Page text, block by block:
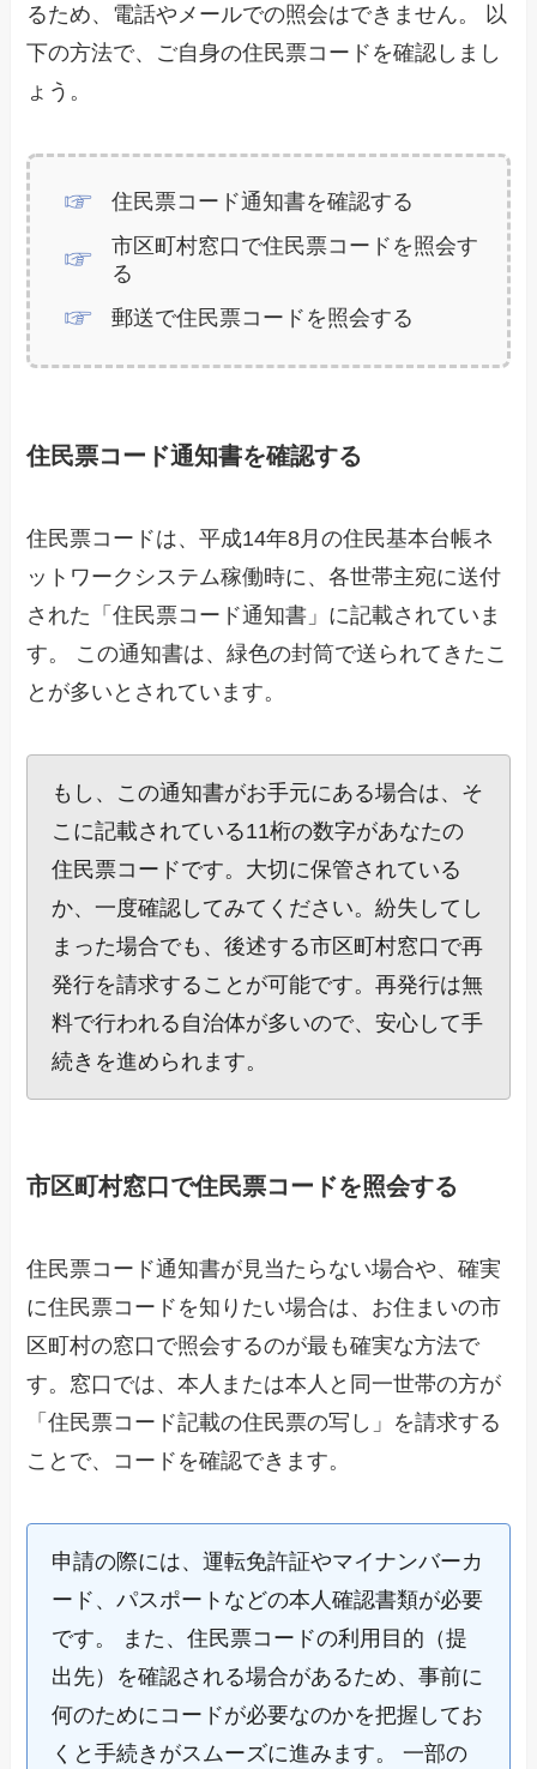
るため、電話やメールでの照会はできません。 以
下の方法で、ご自身の住民票コードを確認しまし
ょう。
住民票コード通知書を確認する
市区町村窓口で住民票コードを照会す
る
郵送で住民票コードを照会する
住民票コード通知書を確認する
住民票コードは、平成14年8月の住民基本台帳ネ
ットワークシステム稼働時に、各世帯主宛に送付
された「住民票コード通知書」に記載されていま
す。 この通知書は、緑色の封筒で送られてきたこ
とが多いとされています。
もし、この通知書がお手元にある場合は、そ
こに記載されている11桁の数字があなたの
住民票コードです。大切に保管されている
か、一度確認してみてください。紛失してし
まった場合でも、後述する市区町村窓口で再
発行を請求することが可能です。再発行は無
料で行われる自治体が多いので、安心して手
続きを進められます。
市区町村窓口で住民票コードを照会する
住民票コード通知書が見当たらない場合や、確実
に住民票コードを知りたい場合は、お住まいの市
区町村の窓口で照会するのが最も確実な方法で
す。窓口では、本人または本人と同一世帯の方が
「住民票コード記載の住民票の写し」を請求する
ことで、コードを確認できます。
申請の際には、運転免許証やマイナンバーカ
ード、パスポートなどの本人確認書類が必要
です。 また、住民票コードの利用目的（提
出先）を確認される場合があるため、事前に
何のためにコードが必要なのかを把握してお
くと手続きがスムーズに進みます。 一部の